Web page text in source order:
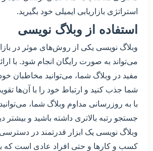
استراتژی بازاریابی ایمیلی خود بگیرید.
استفاده از وبلاگ نویسی
وبلاگ نویسی یکی از روش‌های موثر در
می‌تواند به صورت رایگان انجام شود. با
مفید در وبلاگ شما، می‌توانید مخاطبان
شما جذب کنید و ارتباط خود را با آن‌ها
با به روزرسانی مداوم وبلاگ شما،
جستجو رتبه بالاتری داشته باشید و بیشتر
وبلاگ نویسی یک ابزار قدرتمند در
کسب و کارها و حتی افراد عادی است که